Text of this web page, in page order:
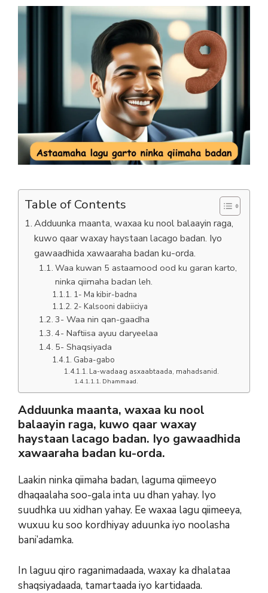
Table of Contents
Adduunka maanta, waxaa ku nool balaayin raga,
kuwo qaar waxay haystaan lacago badan. Iyo
gawaadhida xawaaraha badan ku-orda.
Waa kuwan 5 astaamood ood ku garan karto,
ninka qiimaha badan leh.
1- Ma kibir-badna
2- Kalsooni dabiiciya
3- Waa nin qan-gaadha
4- Naftiisa ayuu daryeelaa
5- Shaqsiyada
Gaba-gabo
La-wadaag asxaabtaada, mahadsanid.
Dhammaad.
Adduunka maanta, waxaa ku nool
balaayin raga, kuwo qaar waxay
haystaan lacago badan. Iyo gawaadhida
xawaaraha badan ku-orda.
Laakin ninka qiimaha badan, laguma qiimeeyo
dhaqaalaha soo-gala inta uu dhan yahay. Iyo
suudhka uu xidhan yahay. Ee waxaa lagu qiimeeya,
wuxuu ku soo kordhiyay aduunka iyo noolasha
bani’adamka.
In laguu qiro raganimadaada, waxay ka dhalataa
shaqsiyadaada, tamartaada iyo kartidaada.